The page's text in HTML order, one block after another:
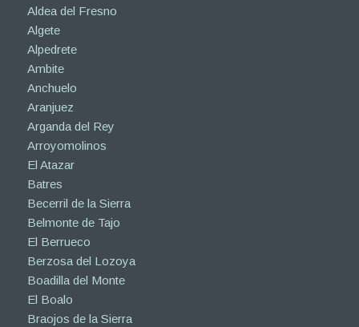
Aldea del Fresno
Algete
Alpedrete
Ambite
Anchuelo
Aranjuez
Arganda del Rey
Arroyomolinos
El Atazar
Batres
Becerril de la Sierra
Belmonte de Tajo
El Berrueco
Berzosa del Lozoya
Boadilla del Monte
El Boalo
Braojos de la Sierra